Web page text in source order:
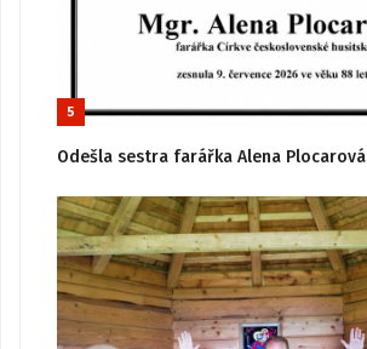
5
Odešla sestra farářka Alena Plocarová